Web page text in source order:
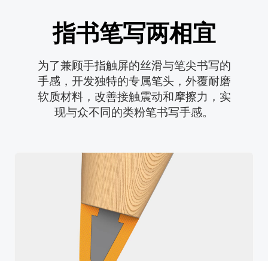
指书笔写两相宜
为了兼顾手指触屏的丝滑与笔尖书写的
手感，开发独特的专属笔头，外覆耐磨
软质材料，改善接触震动和摩擦力，实
现与众不同的类粉笔书写手感。